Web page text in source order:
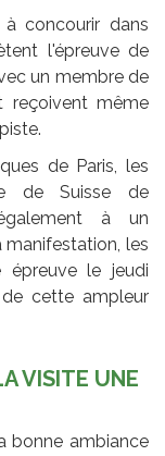
concourir dans
l'épreuve de
un membre de
reçoivent même
de Paris, les
de Suisse de
à un
manifestation, les
épreuve le jeudi
cette ampleur
VISITE UNE
bonne ambiance